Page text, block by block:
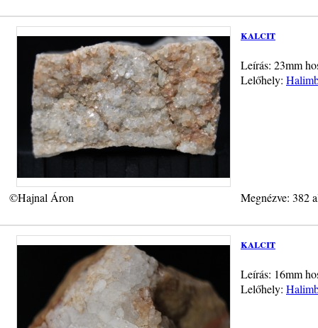
kalcit
Leírás: 23mm
Lelőhely:
©Hajnal Áron Megnézve: 382
kalcit
Leírás: 16mm
Lelőhely: